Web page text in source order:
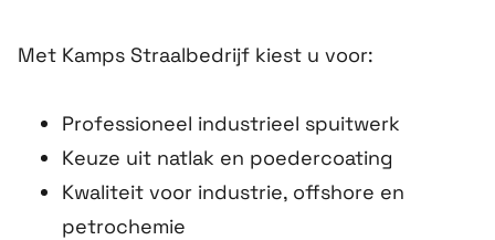
Met Kamps Straalbedrijf kiest u voor:
Professioneel industrieel spuitwerk
Keuze uit natlak en poedercoating
Kwaliteit voor industrie, offshore en
petrochemie